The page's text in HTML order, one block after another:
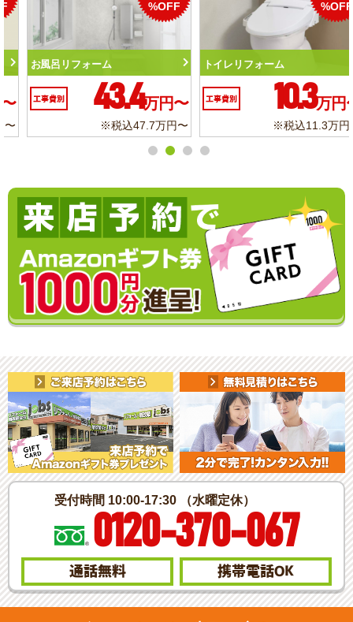
%OFF
トイレリフォーム
工事費別 10.3万円〜
※税込11.3万円〜
%OFF
洗面化粧台リフォーム
工事費別 6.2万円〜
※税込6.8万円〜
受付時間 10:00-17:30 （水曜定休）
0120-370-067
通話無料 携帯電話OK